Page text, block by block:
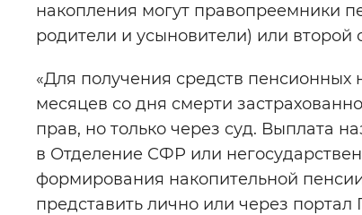
Звуковой ассистент:
Вернуть стандартные
накопления могут правопреемники
родители и усыновители) или
«Для получения средств пенсионных
месяцев со дня смерти
прав, но только через суд. Выплата
в Отделение СФР или
формирования накопительной
представить лично или через